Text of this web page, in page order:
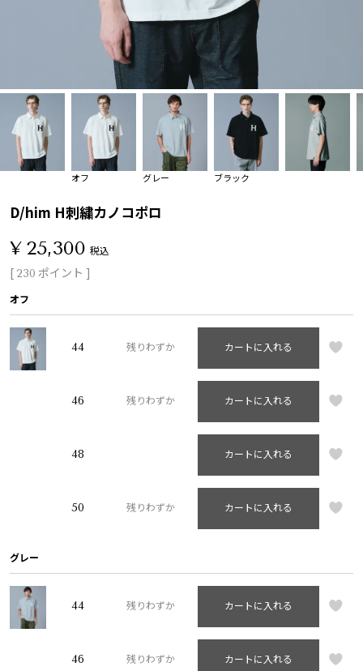
オフ グレー ブラック
D/him H刺繍カノコポロ
¥ 25,300 税込
[ 230 ポイント ]
オフ
44 残りわずか カートに入れる
46 残りわずか カートに入れる
48 カートに入れる
50 残りわずか カートに入れる
グレー
44 残りわずか カートに入れる
46 残りわずか カートに入れる